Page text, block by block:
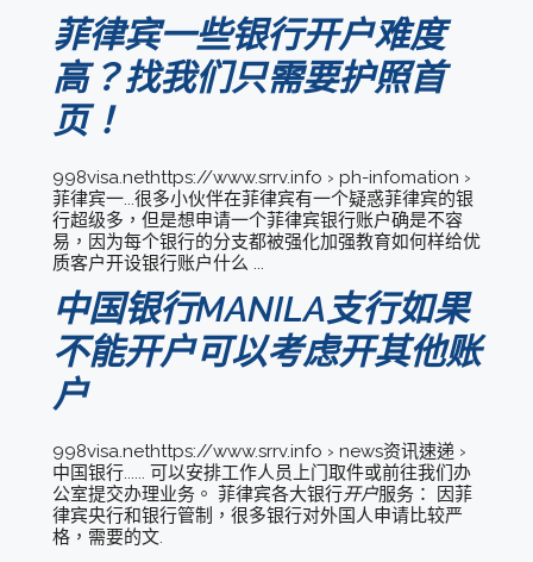
菲律宾一些银行开户难度
高？找我们只需要护照首
页！
998visa.nethttps://www.srrv.info › ph-infomation ›
菲律宾一...很多小伙伴在菲律宾有一个疑惑菲律宾的银
行超级多，但是想申请一个菲律宾银行账户确是不容
易，因为每个银行的分支都被强化加强教育如何样给优
质客户开设银行账户什么 ...
中国银行MANILA支行如果
不能开户可以考虑开其他账
户
998visa.nethttps://www.srrv.info › news资讯速递 ›
中国银行...... 可以安排工作人员上门取件或前往我们办
公室提交办理业务。 菲律宾各大银行开户服务： 因菲
律宾央行和银行管制，很多银行对外国人申请比较严
格，需要的文.